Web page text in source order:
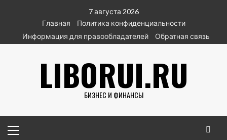
содержимому
7 августа 2026
Главная
Политика конфиденциальности
Информация для правообладателей
Обратная связь
LIBORUI.RU
БИЗНЕС И ФИНАНСЫ
меню